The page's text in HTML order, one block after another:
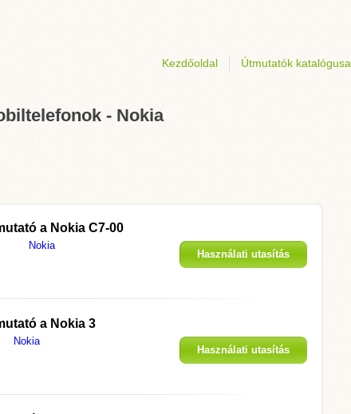
Kezdőoldal Útmutatók katalógusa
- Nokia
a Nokia C7-00
Nokia
Használati utasítás
a Nokia 3
Nokia
Használati utasítás